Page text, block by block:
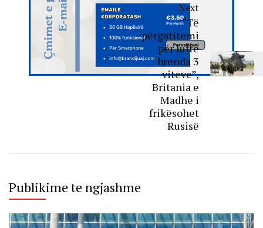
Next
“Të
përgatitemi
për luftë
brenda 3
viteve”,
Britania e
Madhe i
frikësohet
Rusisë
Publikime te ngjashme